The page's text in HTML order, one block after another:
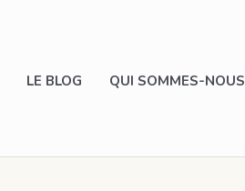
LE BLOG QUI SOMMES-NOUS